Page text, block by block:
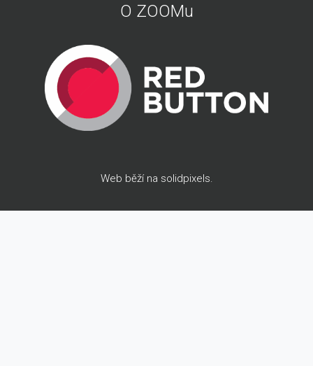
O ZOOMu
Web běží na solidpixels.